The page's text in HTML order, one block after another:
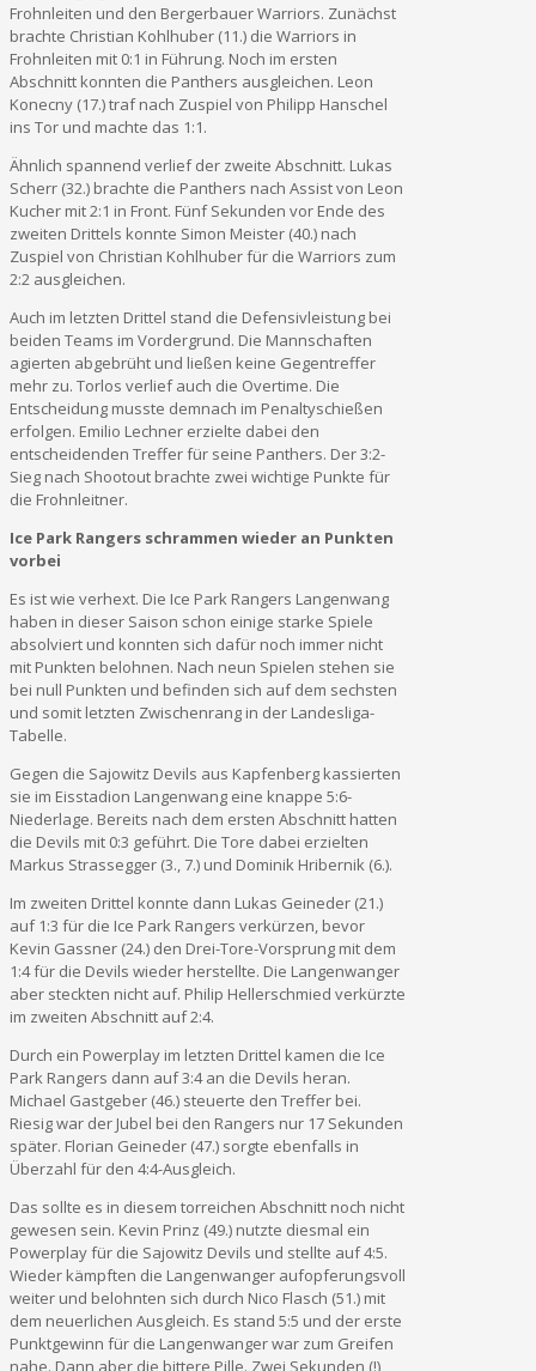
Frohnleiten und den Bergerbauer Warriors. Zunächst
brachte Christian Kohlhuber (11.) die Warriors in
Frohnleiten mit 0:1 in Führung. Noch im ersten
Abschnitt konnten die Panthers ausgleichen. Leon
Konecny (17.) traf nach Zuspiel von Philipp Hanschel
ins Tor und machte das 1:1.
Ähnlich spannend verlief der zweite Abschnitt. Lukas
Scherr (32.) brachte die Panthers nach Assist von Leon
Kucher mit 2:1 in Front. Fünf Sekunden vor Ende des
zweiten Drittels konnte Simon Meister (40.) nach
Zuspiel von Christian Kohlhuber für die Warriors zum
2:2 ausgleichen.
Auch im letzten Drittel stand die Defensivleistung bei
beiden Teams im Vordergrund. Die Mannschaften
agierten abgebrüht und ließen keine Gegentreffer
mehr zu. Torlos verlief auch die Overtime. Die
Entscheidung musste demnach im Penaltyschießen
erfolgen. Emilio Lechner erzielte dabei den
entscheidenden Treffer für seine Panthers. Der 3:2-
Sieg nach Shootout brachte zwei wichtige Punkte für
die Frohnleitner.
Ice Park Rangers schrammen wieder an Punkten
vorbei
Es ist wie verhext. Die Ice Park Rangers Langenwang
haben in dieser Saison schon einige starke Spiele
absolviert und konnten sich dafür noch immer nicht
mit Punkten belohnen. Nach neun Spielen stehen sie
bei null Punkten und befinden sich auf dem sechsten
und somit letzten Zwischenrang in der Landesliga-
Tabelle.
Gegen die Sajowitz Devils aus Kapfenberg kassierten
sie im Eisstadion Langenwang eine knappe 5:6-
Niederlage. Bereits nach dem ersten Abschnitt hatten
die Devils mit 0:3 geführt. Die Tore dabei erzielten
Markus Strassegger (3., 7.) und Dominik Hribernik (6.).
Im zweiten Drittel konnte dann Lukas Geineder (21.)
auf 1:3 für die Ice Park Rangers verkürzen, bevor
Kevin Gassner (24.) den Drei-Tore-Vorsprung mit dem
1:4 für die Devils wieder herstellte. Die Langenwanger
aber steckten nicht auf. Philip Hellerschmied verkürzte
im zweiten Abschnitt auf 2:4.
Durch ein Powerplay im letzten Drittel kamen die Ice
Park Rangers dann auf 3:4 an die Devils heran.
Michael Gastgeber (46.) steuerte den Treffer bei.
Riesig war der Jubel bei den Rangers nur 17 Sekunden
später. Florian Geineder (47.) sorgte ebenfalls in
Überzahl für den 4:4-Ausgleich.
Das sollte es in diesem torreichen Abschnitt noch nicht
gewesen sein. Kevin Prinz (49.) nutzte diesmal ein
Powerplay für die Sajowitz Devils und stellte auf 4:5.
Wieder kämpften die Langenwanger aufopferungsvoll
weiter und belohnten sich durch Nico Flasch (51.) mit
dem neuerlichen Ausgleich. Es stand 5:5 und der erste
Punktgewinn für die Langenwanger war zum Greifen
nahe. Dann aber die bittere Pille. Zwei Sekunden (!)